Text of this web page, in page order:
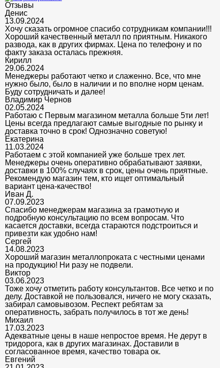
Отзывы
Денис
13.09.2024
Хочу сказать огромное спасибо сотрудникам компании!!!
Хороший качественный металл по приятным. Никакого
развода, как в других фирмах. Цена по телефону и по
факту заказа осталась прежняя.
Кирилл
29.06.2024
Менеджеры работают четко и слаженно. Все, что мне
нужно было, было в наличии и по вполне норм ценам.
Буду сотрудничать и далее!
Владимир Чернов
02.05.2024
Работаю с Первым магазином металла больше 5ти лет!
Цены всегда предлагают самые выгодные по рынку и
доставка точно в срок! Однозначно советую!
Екатерина
11.03.2024
Работаем с этой компанией уже больше трех лет.
Менеджеры очень оперативно обрабатывают заявки,
доставки в 100% случаях в срок, цены очень приятные.
Рекомендую магазин тем, кто ищет оптимальный
вариант цена-качество!
Иван Д.
07.09.2023
Спасибо менеджерам магазина за грамотную и
подробную консультацию по всем вопросам. Что
касается доставки, всегда стараются подстроиться и
привезти как удобно нам!
Сергей
14.08.2023
Хороший магазин металлопроката с честными ценами
на продукцию! Ни разу не подвели.
Виктор
03.06.2023
Тоже хочу отметить работу консультантов. Все четко и по
делу. Доставкой не пользовался, ничего не могу сказать,
забирал самовывозом. Респект ребятам за
оперативность, забрать получилось в тот же день!
Михаил
17.03.2023
Адекватные цены в наше непростое время. Не дерут в
тридорога, как в других магазинах. Доставили в
согласованное время, качество товара ок.
Евгений